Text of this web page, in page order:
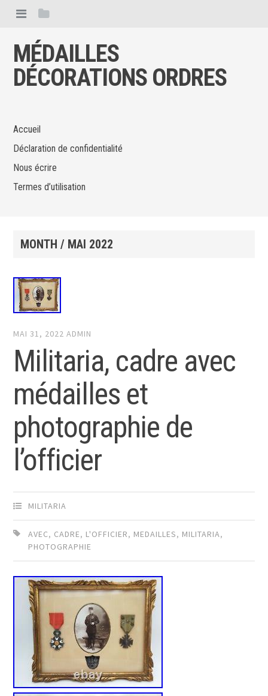
MÉDAILLES
DÉCORATIONS ORDRES
Accueil
Déclaration de confidentialité
Nous écrire
Termes d’utilisation
MONTH / MAI 2022
MAI 31, 2022 ADMIN
Militaria, cadre avec
médailles et
photographie de
l’officier
MILITARIA
AVEC, CADRE, L'OFFICIER, MEDAILLES, MILITARIA,
PHOTOGRAPHIE